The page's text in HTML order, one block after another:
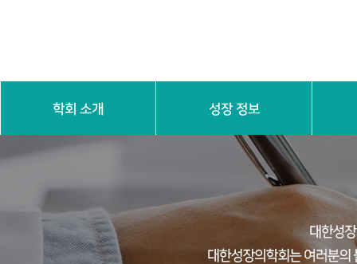
학회 소개 성장 정보
학회 정관 임원진
성장 기본 이해 진단 검